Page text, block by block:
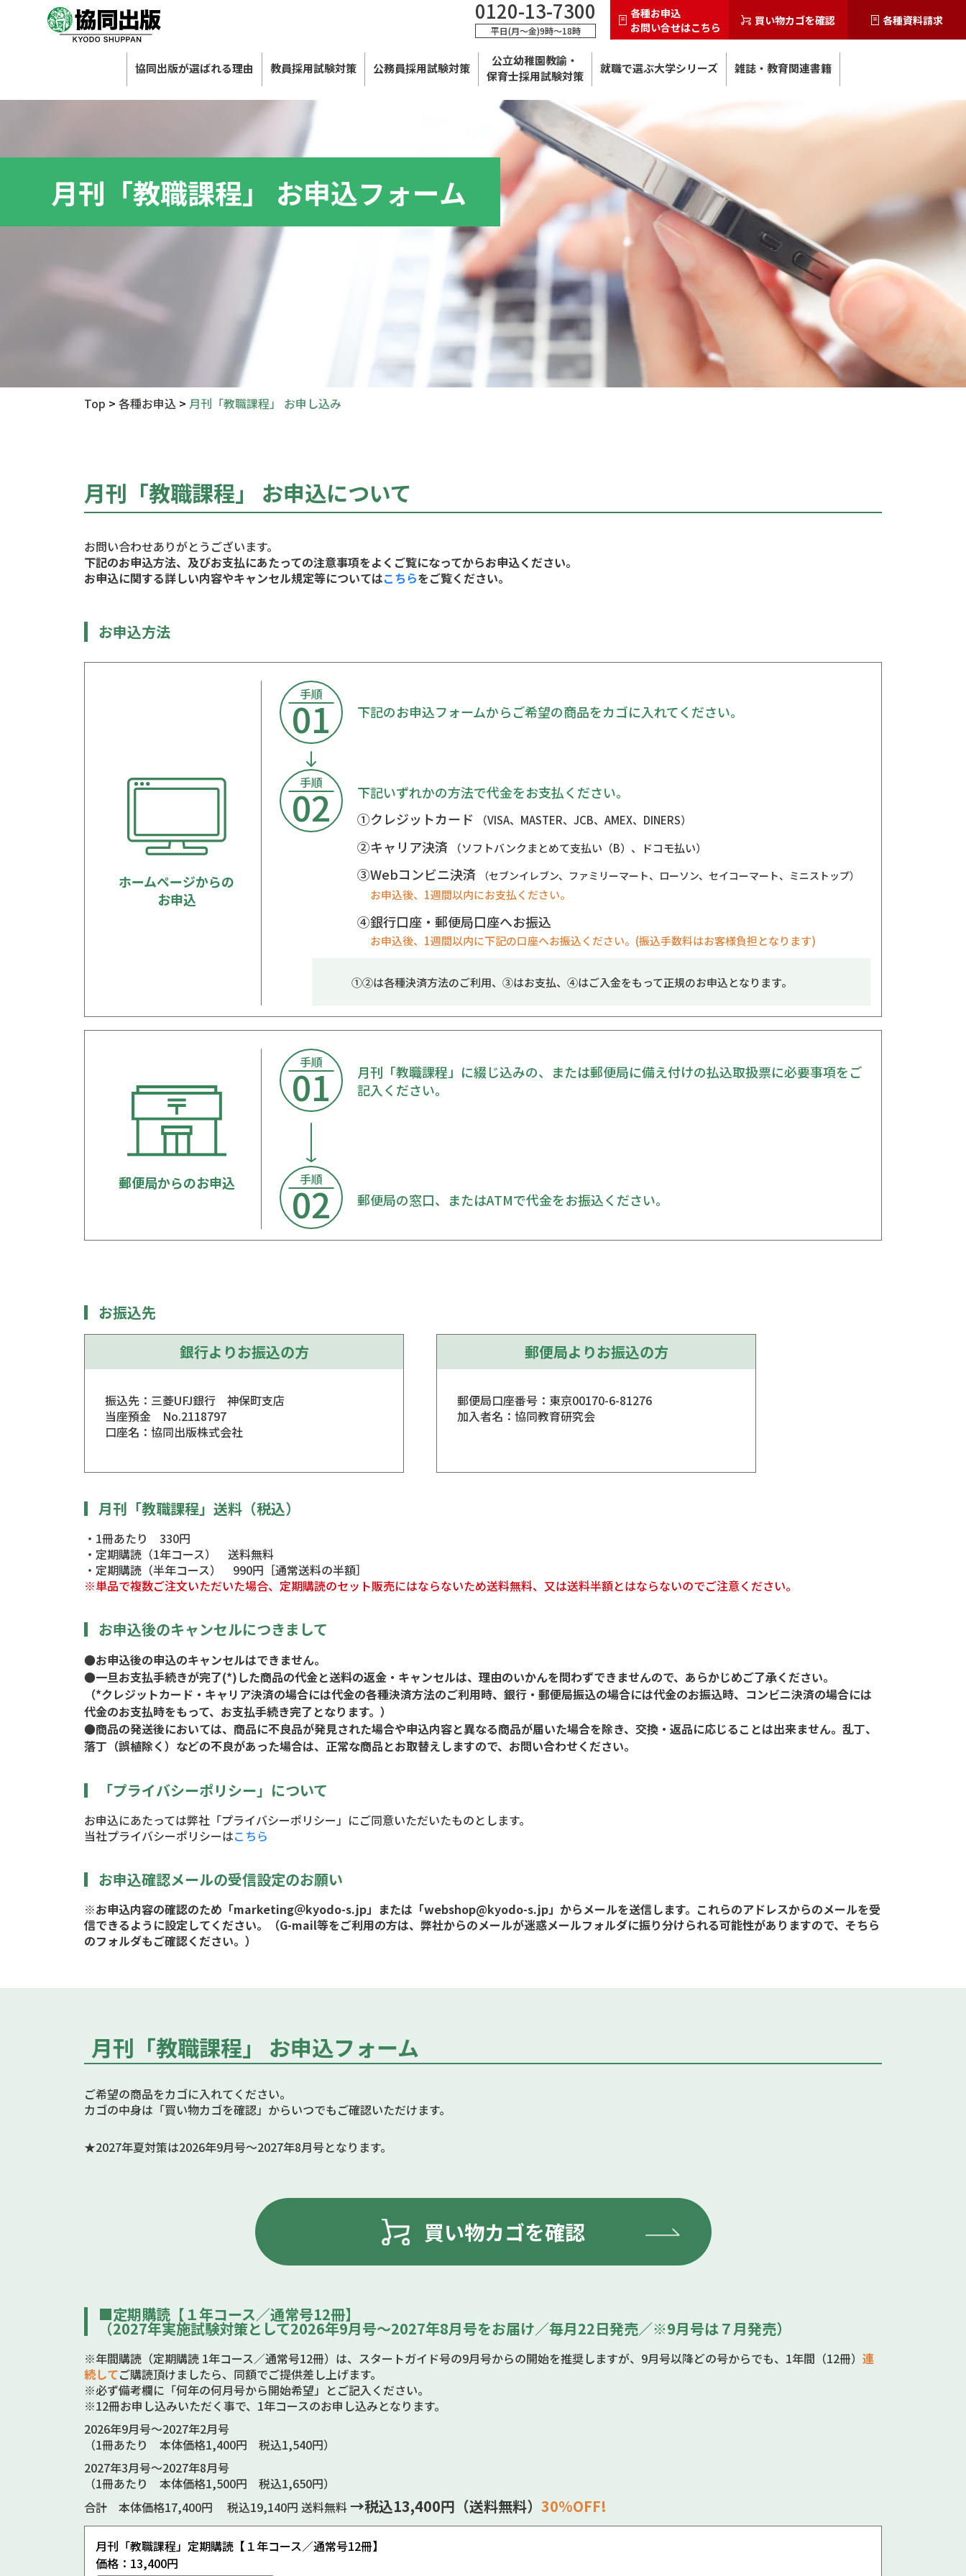
0120-13-7300
平日(月～金)9時～18時
各種お申込
お問い合せはこちら
買い物カゴを確認 各種資料請求
協同出版が選ばれる理由 教員採用試験対策 公務員採用試験対策
公立幼稚園教諭・
保育士採用試験対策
就職で選ぶ大学シリーズ 雑誌・教育関連書籍
月刊「教職課程」 お申込フォーム
Top > 各種お申込 > 月刊「教職課程」 お申し込み
月刊「教職課程」 お申込について
お問い合わせありがとうございます。
下記のお申込方法、及びお支払にあたっての注意事項をよくご覧になってからお申込ください。
お申込に関する詳しい内容やキャンセル規定等についてはこちらをご覧ください。
お申込方法
ホームページからの
お申込
手順
01 下記のお申込フォームからご希望の商品をカゴに入れてください。
手順
02
下記いずれかの方法で代⾦をお支払ください。
①クレジットカード （VISA、MASTER、JCB、AMEX、DINERS）
②キャリア決済 （ソフトバンクまとめて支払い（B）、ドコモ払い）
③Webコンビニ決済 （セブンイレブン、ファミリーマート、ローソン、セイコーマート、ミニストップ）
お申込後、1週間以内にお支払ください。
④銀行口座・郵便局口座へお振込
お申込後、1週間以内に下記の口座へお振込ください。(振込手数料はお客様負担となります)
①②は各種決済方法のご利用、③はお支払、④はご入金をもって正規のお申込となります。
郵便局からのお申込
手順
01
月刊「教職課程」に綴じ込みの、または郵便局に備え付けの払込取扱票に必要事項をご
記入ください。
手順
02 郵便局の窓口、またはATMで代⾦をお振込ください。
お振込先
銀行よりお振込の方
振込先：三菱UFJ銀行 神保町支店
当座預金 No.2118797
口座名：協同出版株式会社
郵便局よりお振込の方
郵便局口座番号：東京00170-6-81276
加入者名：協同教育研究会
月刊「教職課程」送料（税込）
・1冊あたり 330円
・定期購読（1年コース） 送料無料
・定期購読（半年コース） 990円［通常送料の半額］
※単品で複数ご注文いただいた場合、定期購読のセット販売にはならないため送料無料、又は送料半額とはならないのでご注意ください。
お申込後のキャンセルにつきまして
●お申込後の申込のキャンセルはできません。
●一旦お支払手続きが完了(*)した商品の代金と送料の返金・キャンセルは、理由のいかんを問わずできませんので、あらかじめご了承ください。
（*クレジットカード・キャリア決済の場合には代金の各種決済方法のご利用時、銀行・郵便局振込の場合には代金のお振込時、コンビニ決済の場合には
代金のお支払時をもって、お支払手続き完了となります。）
●商品の発送後においては、商品に不良品が発見された場合や申込内容と異なる商品が届いた場合を除き、交換・返品に応じることは出来ません。乱丁、
落丁（誤植除く）などの不良があった場合は、正常な商品とお取替えしますので、お問い合わせください。
「プライバシーポリシー」について
お申込にあたっては弊社「プライバシーポリシー」にご同意いただいたものとします。
当社プライバシーポリシーはこちら
お申込確認メールの受信設定のお願い
※お申込内容の確認のため「marketing＠kyodo-s.jp」または「webshop@kyodo-s.jp」からメールを送信します。これらのアドレスからのメールを受
信できるように設定してください。（G-mail等をご利用の方は、弊社からのメールが迷惑メールフォルダに振り分けられる可能性がありますので、そちら
のフォルダもご確認ください。）
月刊「教職課程」 お申込フォーム
ご希望の商品をカゴに入れてください。
カゴの中身は「買い物カゴを確認」からいつでもご確認いただけます。
★2027年夏対策は2026年9月号～2027年8月号となります。
買い物カゴを確認
■定期購読【１年コース／通常号12冊】
（2027年実施試験対策として2026年9月号～2027年8月号をお届け／毎月22日発売／※9月号は７月発売）
※年間購読（定期購読 1年コース／通常号12冊）は、スタートガイド号の9月号からの開始を推奨しますが、9月号以降どの号からでも、1年間（12冊） 連
続してご購読頂けましたら、同額でご提供差し上げます。
※必ず備考欄に「何年の何月号から開始希望」とご記入ください。
※12冊お申し込みいただく事で、1年コースのお申し込みとなります。
2026年9月号～2027年2月号
（1冊あたり 本体価格1,400円 税込1,540円）
2027年3月号～2027年8月号
（1冊あたり 本体価格1,500円 税込1,650円）
合計 本体価格17,400円 税込19,140円 送料無料→税込13,400円（送料無料） 30%OFF!
月刊「教職課程」定期購読【１年コース／通常号12冊】
価格：13,400円